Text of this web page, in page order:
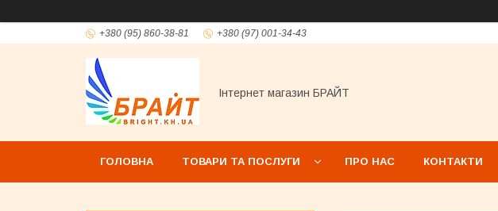
+380 (95) 860-38-81 +380 (97) 001-34-43
Інтернет магазин БРАЙТ
ГОЛОВНА ТОВАРИ ТА ПОСЛУГИ ПРО НАС КОНТАКТИ